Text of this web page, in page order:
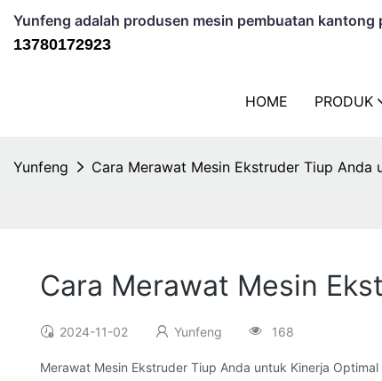
Yunfeng adalah produsen mesin pembuatan
13780172923
HOME PRODUK
Yunfeng Cara Merawat Mesin Ekstruder Tiup Anda
Cara Merawat Mesin
2024-11-02 Yunfeng 168
Merawat Mesin Ekstruder Tiup Anda untuk Kinerja Optimal